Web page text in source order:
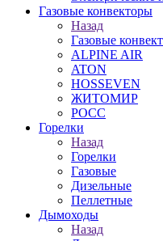
Газовые конвекторы
Назад
Газовые
ALPINE AIR
ATON
HOSSEVEN
ЖИТОМИР
РОСС
Горелки
Назад
Горелки
Газовые
Дизельные
Пеллетные
Дымоходы
Назад